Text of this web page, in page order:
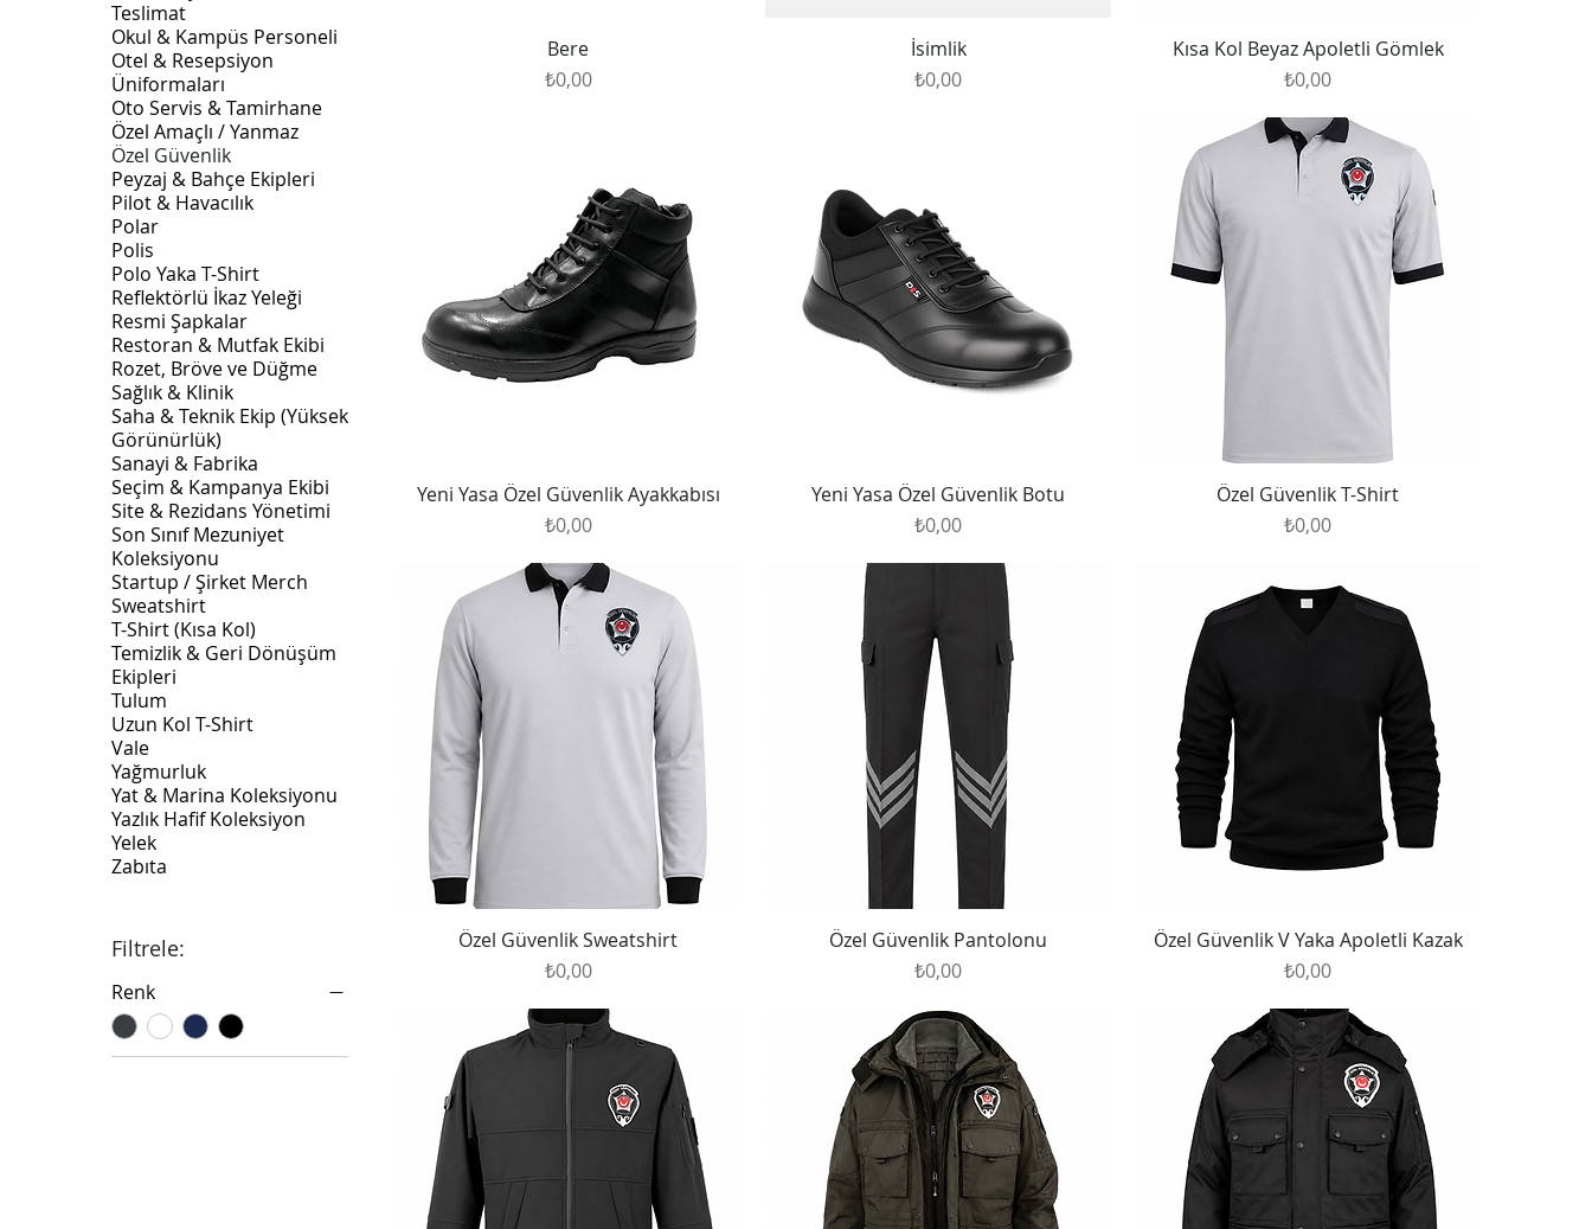
Teslimat
Okul & Kampüs Personeli
Otel & Resepsiyon
Üniformaları
Oto Servis & Tamirhane
Özel Amaçlı / Yanmaz
Özel Güvenlik
Peyzaj & Bahçe Ekipleri
Pilot & Havacılık
Polar
Polis
Polo Yaka T-Shirt
Reflektörlü İkaz Yeleği
Resmi Şapkalar
Restoran & Mutfak Ekibi
Rozet, Bröve ve Düğme
Sağlık & Klinik
Saha & Teknik Ekip (Yüksek
Görünürlük)
Sanayi & Fabrika
Seçim & Kampanya Ekibi
Site & Rezidans Yönetimi
Son Sınıf Mezuniyet
Koleksiyonu
Startup / Şirket Merch
Sweatshirt
T-Shirt (Kısa Kol)
Temizlik & Geri Dönüşüm
Ekipleri
Tulum
Uzun Kol T-Shirt
Vale
Yağmurluk
Yat & Marina Koleksiyonu
Yazlık Hafif Koleksiyon
Yelek
Zabıta
Filtrele:
Renk
Bere
Fiyat
₺0,00
İsimlik
Fiyat
₺0,00
Kısa Kol Beyaz Apoletli Gömlek
Fiyat
₺0,00
Yeni Yasa Özel Güvenlik Ayakkabısı
Fiyat
₺0,00
Yeni Yasa Özel Güvenlik Botu
Fiyat
₺0,00
Özel Güvenlik T-Shirt
Fiyat
₺0,00
Özel Güvenlik Sweatshirt
Fiyat
₺0,00
Özel Güvenlik Pantolonu
Fiyat
₺0,00
Özel Güvenlik V Yaka Apoletli Kazak
Fiyat
₺0,00